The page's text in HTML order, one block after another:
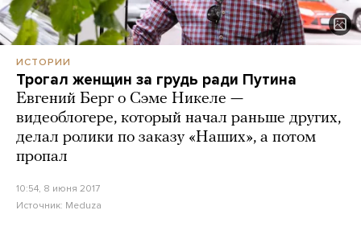
ИСТОРИИ
Трогал женщин за грудь ради Путина
Евгений Берг о Сэме Никеле —
видеоблогере, который начал раньше других,
делал ролики по заказу «Наших», а потом
пропал
10:54, 8 июня 2017
Источник: Meduza